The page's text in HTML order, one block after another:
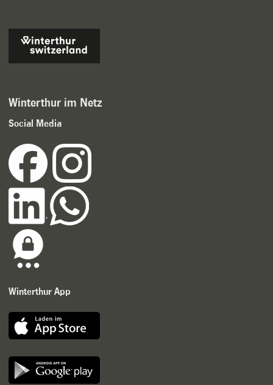
Winterthur im Netz
Social Media
Winterthur App